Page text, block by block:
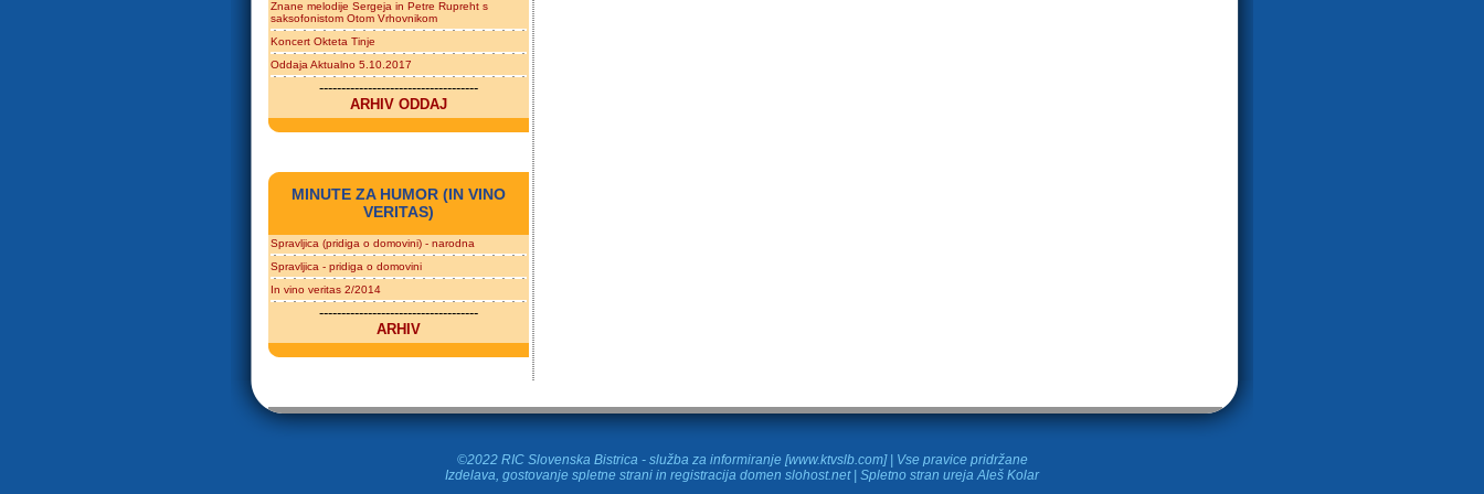
Znane melodije Sergeja in Petre Rupreht s
saksofonistom Otom Vrhovnikom
Koncert Okteta Tinje
Oddaja Aktualno 5.10.2017
------------------------------------
ARHIV ODDAJ
MINUTE ZA HUMOR (IN VINO
VERITAS)
Spravljica (pridiga o domovini) - narodna
Spravljica - pridiga o domovini
In vino veritas 2/2014
------------------------------------
ARHIV
©2022 RIC Slovenska Bistrica - služba za informiranje [www.ktvslb.com] | Vse pravice pridržane
Izdelava, gostovanje spletne strani in registracija domen slohost.net | Spletno stran ureja Aleš Kolar